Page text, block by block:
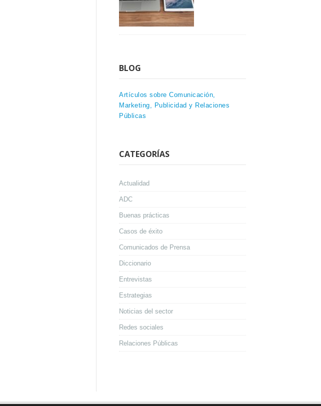
BLOG
Artículos sobre Comunicación,
Marketing, Publicidad y Relaciones
Públicas
CATEGORÍAS
Actualidad
ADC
Buenas prácticas
Casos de éxito
Comunicados de Prensa
Diccionario
Entrevistas
Estrategias
Noticias del sector
Redes sociales
Relaciones Públicas